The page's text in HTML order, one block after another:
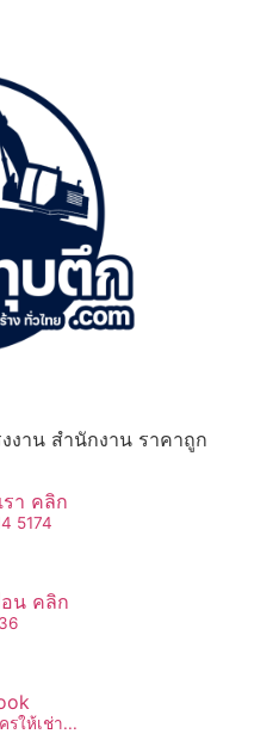
งาน สำนักงาน ราคาถูก
รา คลิก
5174
อน คลิก
รให้เช่า...